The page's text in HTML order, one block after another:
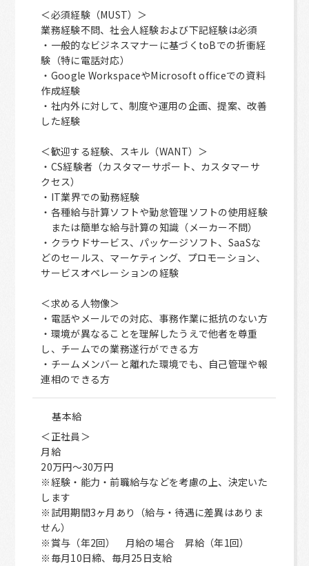
＜必須経験（MUST）＞
業務経験不問、社会人経験および下記経験は必須
・一般的なビジネスマナーに基づくtoBでの折衝経
験（特に電話対応）
・Google WorkspaceやMicrosoft officeでの資料
作成経験
・社内外に対して、制度や運用の企画、提案、改善
した経験
＜歓迎する経験、スキル（WANT）＞
・CS経験者（カスタマーサポート、カスタマーサ
クセス）
・IT業界での勤務経験
・各種給与計算ソフトや勤怠管理ソフトの使用経験
または簡単な給与計算の知識（メーカー不問）
・クラウドサービス、パッケージソフト、SaaSな
どのセールス、マーケティング、プロモーション、
サービスオペレーションの経験
＜求める人物像＞
・電話やメールでの対応、事務作業に抵抗のない方
・環境が異なることを理解したうえで他者を尊重
し、チームでの業務遂行ができる方
・チームメンバーと離れた環境でも、自己管理や報
連相のできる方
基本給
＜正社員＞
月給
20万円～30万円
※経験・能力・前職給与などを考慮の上、決定いた
します
※試用期間3ヶ月あり（給与・待遇に差異はありま
せん）
※賞与（年2回） 月給の場合 昇給（年1回）
※毎月10日締、毎月25日支給